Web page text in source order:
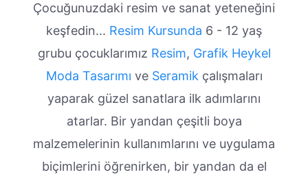
Çocuğunuzdaki resim ve sanat yeteneğini
keşfedin... Resim Kursunda 6 - 12 yaş
grubu çocuklarımız Resim, Grafik Heykel
Moda Tasarımı veSeramik çalışmaları
yaparak güzel sanatlara ilk adımlarını
atarlar. Bir yandan çeşitli boya
malzemelerinin kullanımlarını ve uygulama
biçimlerini öğrenirken, bir yandan da el